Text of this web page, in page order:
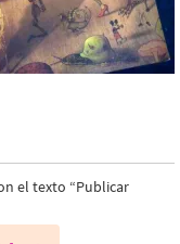
el texto “Publicar